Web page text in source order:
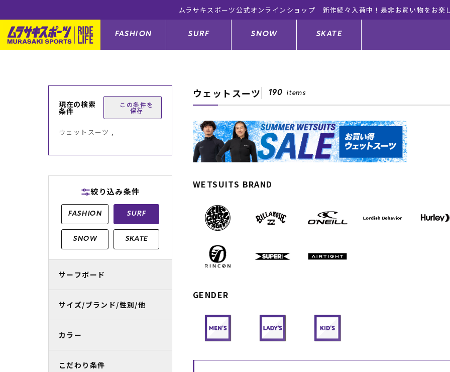
ムラサキスポーツ公式オンラインショップ 新作続々入荷中！是非お買い物をお
FASHION
アウター/ジャケット トップス
シューズ サンダル
バッグ
メンズ水着 メンズラッシュガード
レディースラッシュガード レディースフィットネス
SURF
サーフボード ウェットスーツ
サーフボードメンテナンスグッズ キッズサーフィン
ボディーボード
GO ボディーボード 中古/アウトレット サーフボード
SNOW
スノーボード板 バインディング
スノーボードセット スノーボードウェア
スノーボードゴーグル
キッズスノーボードセット スノーボードグッズ
スノーボード レンタル リフト電子チケット
中古/アウトレット スノーウェア
SNOW TOP
SKATE
スケートボード キッズスケートボード
スケートボードグッズ
スケートボードメンテナンスグッ
ズ
GO スケートセット
ウェットスーツ 190 items
WETSUITS BRAND
GENDER
現在の検索
条件
この条件を
保存
ウェットスーツ ,
絞り込み条件
FASHION SURF
SNOW SKATE
サーフボード
サイズ/ブランド/性別/他
カラー
こだわり条件